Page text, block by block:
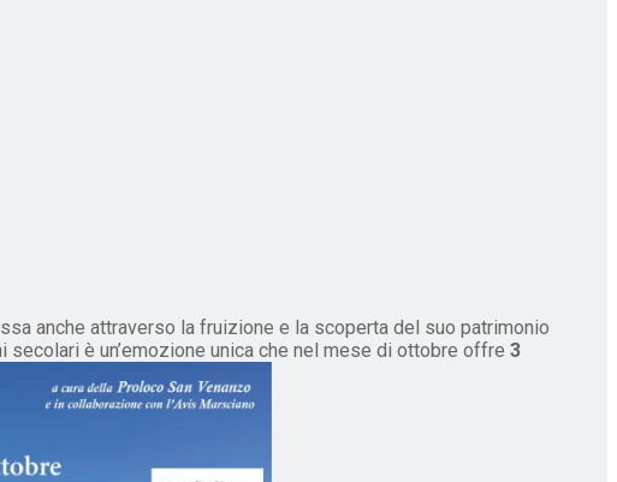
anche attraverso la fruizione e la scoperta del suo patrimonio
è un’emozione unica che nel mese di ottobre offre 3